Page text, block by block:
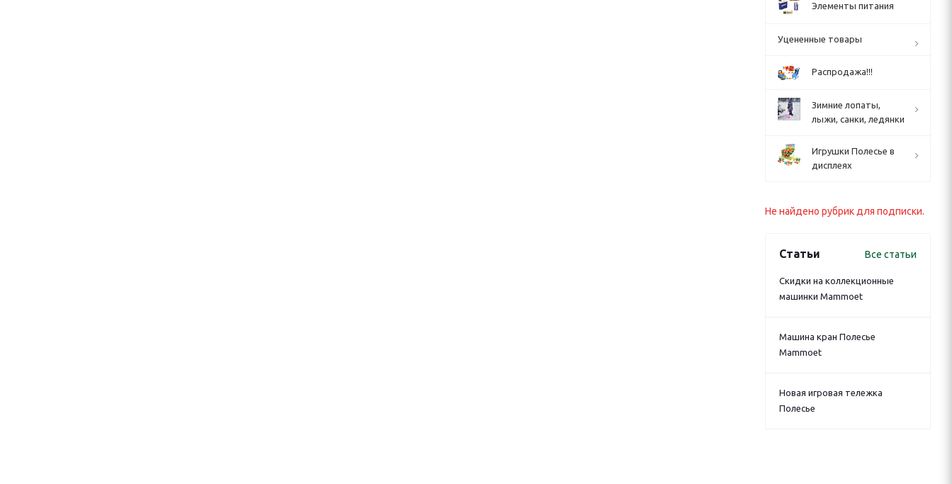
Элементы питания
Уцененные товары
Распродажа!!!
Зимние лопаты,
лыжи, санки, ледянки
Игрушки Полесье в
дисплеях
Не найдено рубрик для подписки.
Статьи Все статьи
Скидки на коллекционные
машинки Mammoet
Машина кран Полесье
Mammoet
Новая игровая тележка
Полесье